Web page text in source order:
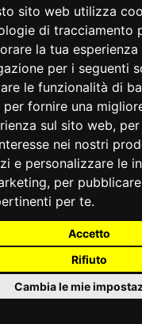
sito web utilizza
di tracciamento
la tua esperienza
per i seguenti
le funzionalità di
per fornire una
sul sito web,
nei nostri
e personalizzare le
, per
per te.
Accetto
Rifiuto
Cambia le mie